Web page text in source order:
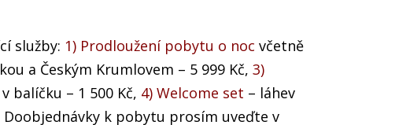
služby: 1) Prodloužení pobytu o noc včetně
a Českým Krumlovem – 5 999 Kč, 3)
balíčku – 1 500 Kč, 4) Welcome set – láhev
Doobjednávky k pobytu prosím uveďte v